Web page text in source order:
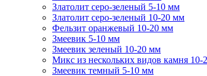
Златолит серо-зеленый 5-10 мм
Златолит серо-зеленый 10-20 мм
Фельзит оранжевый 10-20 мм
Змеевик 5-10 мм
Змеевик зеленый 10-20 мм
Микс из нескольких видов камня 10-
Змеевик темный 5-10 мм